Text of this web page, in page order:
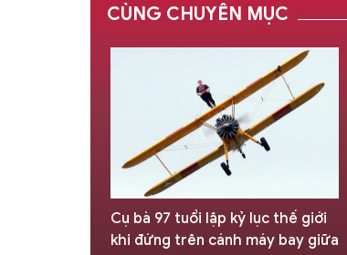
CÙNG CHUYÊN MỤC
Cụ bà 97 tuổi lập kỷ lục thế giới
khi đứng trên cánh máy bay giữa